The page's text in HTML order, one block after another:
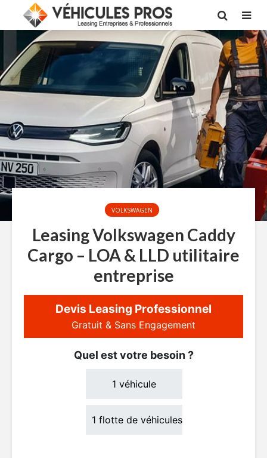
VOLKSWAGEN
Leasing Volkswagen Caddy
Cargo – LOA & LLD utilitaire
entreprise